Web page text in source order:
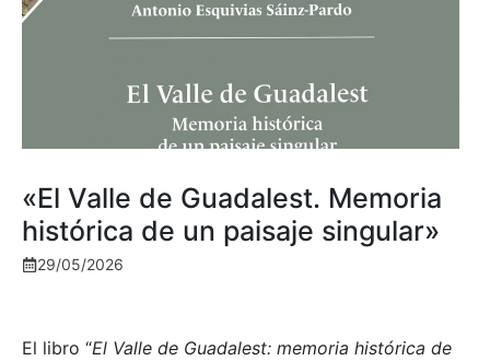
«El Valle de Guadalest. Memoria
histórica de un paisaje singular»
29/05/2026
El libro “El Valle de Guadalest: memoria histórica de